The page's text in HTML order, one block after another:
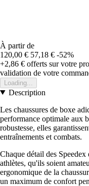
À partir de
120,00 € 57,18 € -52%
+2,86 € offerts sur votre
validation de votre
Loading...
Description
Les chaussures de boxe
performance optimale aux
robustesse, elles
entraînements et combats.
Chaque détail des
athlètes, qu'ils soient
ergonomique de la
un maximum de confort